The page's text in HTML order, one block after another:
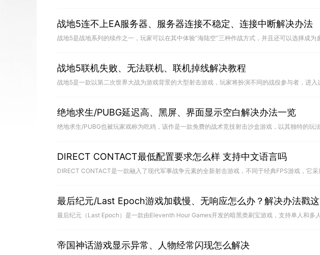
战地5连不上EA服务器、服务器连接不稳定、连接中断解决办法
战地5联机失败、无法联机、联机掉线解决教程
绝地求生/PUBG延迟高、黑屏、界面显示空白解决办法一览
DIRECT CONTACT最低配置要求怎么样 支持中文语言吗
最后纪元/Last Epoch游戏加载慢、无响应怎么办？解决办法戳这
帝国神话游戏显示异常、人物经常闪现怎么解决